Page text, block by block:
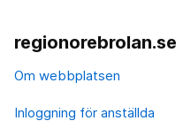
regionorebrolan.se
Om webbplatsen
Inloggning för anställda